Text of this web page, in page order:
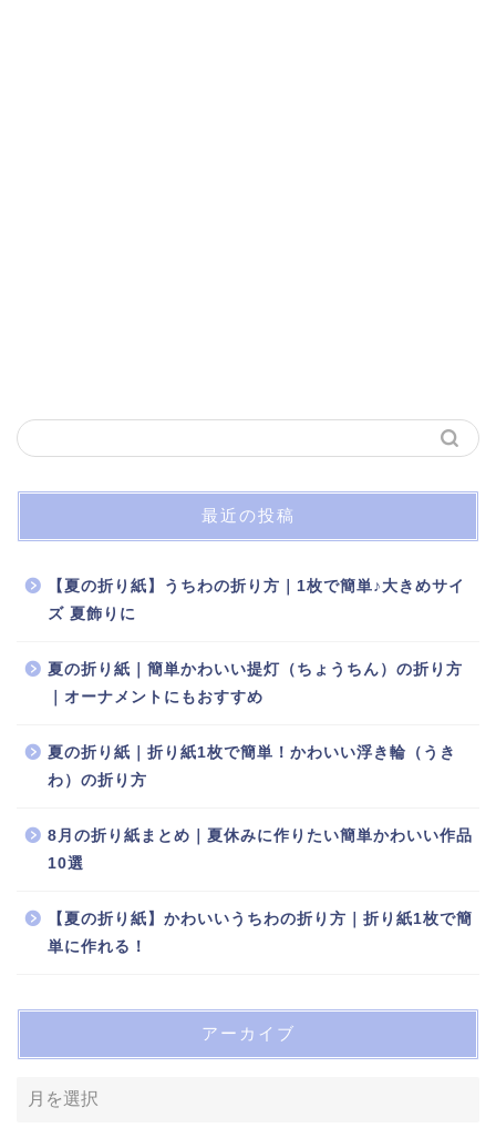
最近の投稿
【夏の折り紙】うちわの折り方｜1枚で簡単♪大きめサイ
ズ 夏飾りに
夏の折り紙｜簡単かわいい提灯（ちょうちん）の折り方
｜オーナメントにもおすすめ
夏の折り紙｜折り紙1枚で簡単！かわいい浮き輪（うき
わ）の折り方
8月の折り紙まとめ｜夏休みに作りたい簡単かわいい作品
10選
【夏の折り紙】かわいいうちわの折り方｜折り紙1枚で簡
単に作れる！
アーカイブ